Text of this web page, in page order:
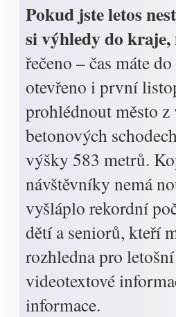
Pokud jste letos
si výhledy do kraje,
řečeno – čas máte
otevřeno i první
prohlédnout město
betonových
výšky 583 metrů.
návštěvníky nemá
vyšláplo rekordní
dětí a seniorů, kteří
rozhledna pro
videotextové
informace.